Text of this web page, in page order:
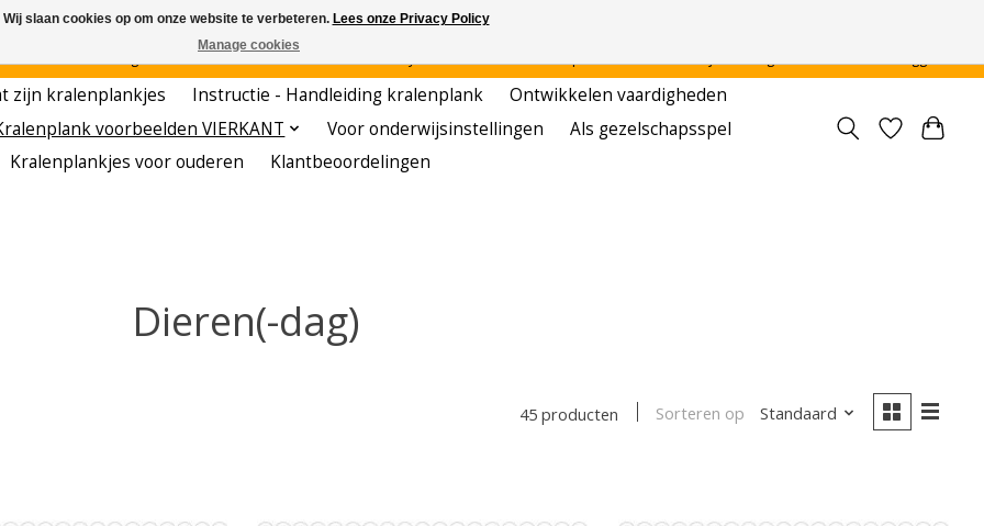
zijn kralenplankjes Instructie - Handleiding kralenplank
Ontwikkelen vaardigheden
voorbeelden VIERKANT
Voor onderwijsinstellingen
Als gezelschapsspel
Kralenplankjes voor ouderen
Klantbeoordelingen
Dieren(-dag)
45 producten Sorteren op Standaard
Wij slaan cookies op om onze website te verbeteren. Lees onze Privacy Policy
Manage cookies